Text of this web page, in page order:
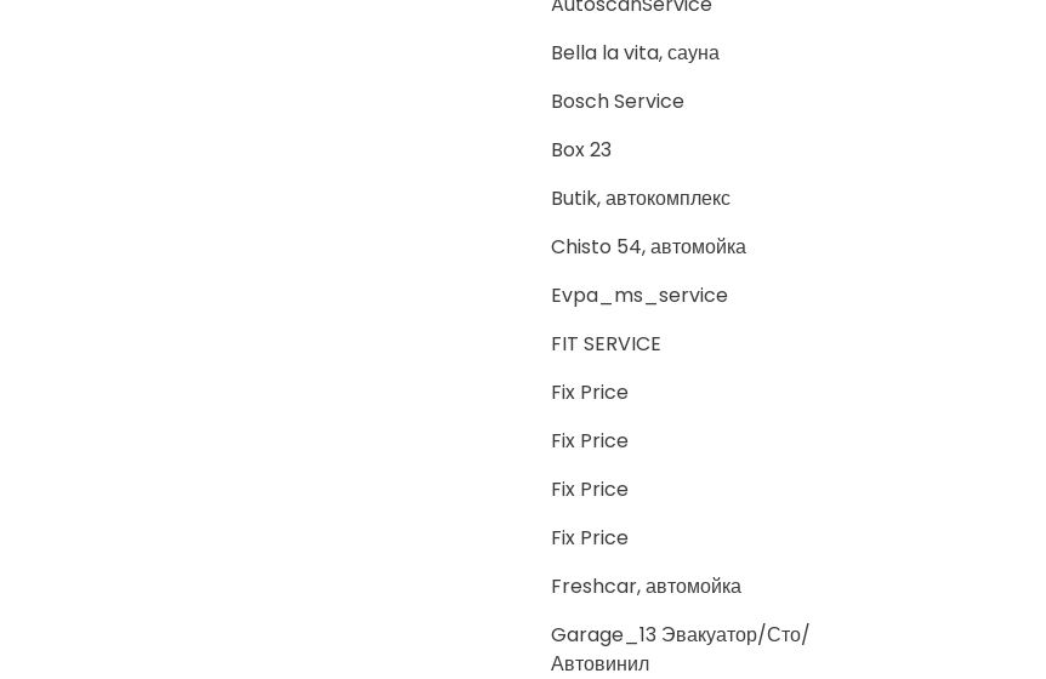
Bella la vita, сауна
Bosch Service
Box 23
Butik, автокомплекс
Chisto 54, автомойка
Evpa_ms_service
FIT SERVICE
Fix Price
Fix Price
Fix Price
Fix Price
Freshcar, автомойка
Garage_13 Эвакуатор/Сто/
Автовинил